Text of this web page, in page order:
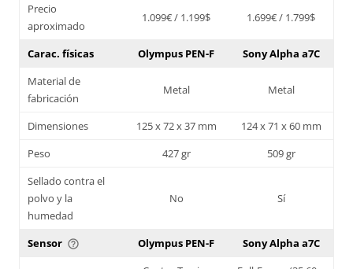
Precio
aproximado
1.099€ / 1.199$ 1.699€ / 1.799$
Carac. físicas Olympus PEN-F
Sony Alpha a7C
Material de
fabricación
Metal Metal
Dimensiones 125 x 72 x 37 mm
124 x 71 x 60 mm
Peso
427 gr
509 gr
Sellado contra el
polvo y la
humedad
No Sí
Sensor help_outline Olympus PEN-F Sony Alpha a7C